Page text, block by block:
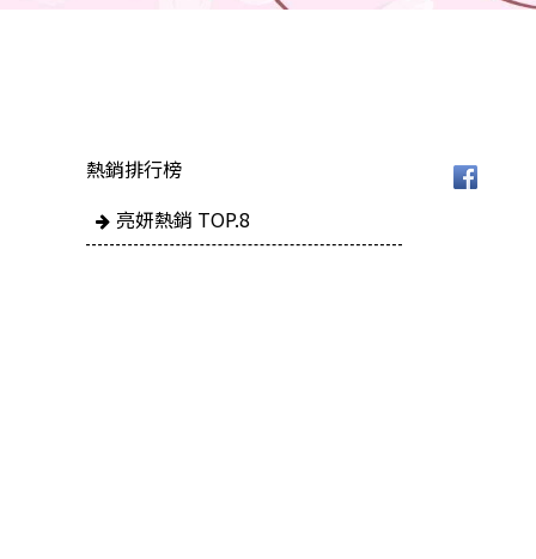
熱銷排行榜
亮妍熱銷 TOP.8